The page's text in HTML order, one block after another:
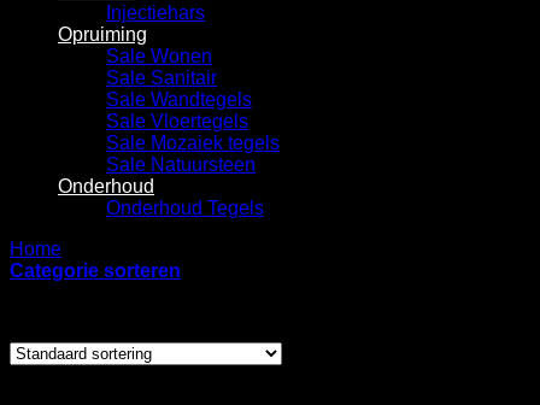
Injectiehars
Opruiming
Sale Wonen
Sale Sanitair
Sale Wandtegels
Sale Vloertegels
Sale Mozaiek tegels
Sale Natuursteen
Onderhoud
Onderhoud Tegels
Home
Categorie sorteren